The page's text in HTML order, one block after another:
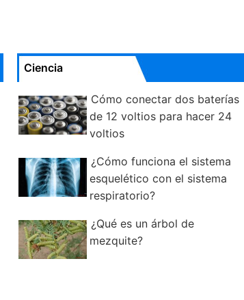
Ciencia
Cómo conectar dos baterías
de 12 voltios para hacer 24
voltios
¿Cómo funciona el sistema
esquelético con el sistema
respiratorio?
¿Qué es un árbol de
mezquite?